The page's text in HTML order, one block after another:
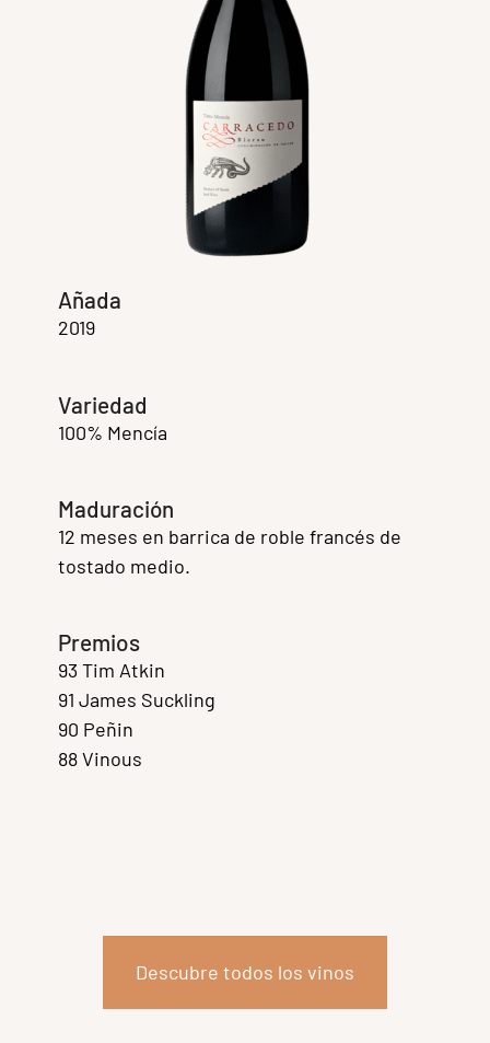
Añada
2019
Variedad
100% Mencía
Maduración
12 meses en barrica de roble francés de
tostado medio.
Premios
93 Tim Atkin
91 James Suckling
90 Peñin
88 Vinous
Descubre todos los vinos